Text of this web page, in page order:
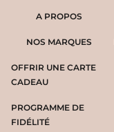
A PROPOS
NOS MARQUES
OFFRIR UNE CARTE
CADEAU
PROGRAMME DE
FIDÉLITÉ